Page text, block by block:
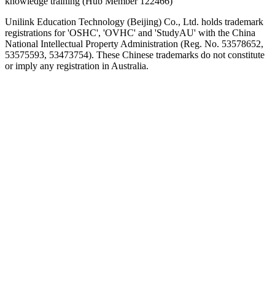
Unilink Education Technology (Beijing) Co., Ltd. holds trademark
registrations for 'OSHC', 'OVHC' and 'StudyAU' with the China
National Intellectual Property Administration (Reg. No. 53578652,
53575593, 53473754). These Chinese trademarks do not constitute
or imply any registration in Australia.